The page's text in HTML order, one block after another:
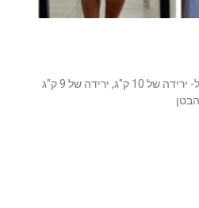
שינוי איכותי בהרכב הגוף אשר כלל- ירידה של 10 ק"ג, ירידה של 9 ק"ג